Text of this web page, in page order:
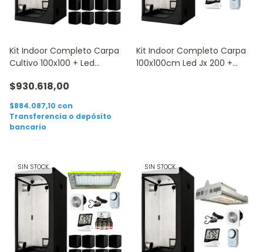
Kit Indoor Completo Carpa
Cultivo 100x100 + Led
$930.618,00
$884.087,10 con
Transferencia o depósito
bancario
Kit Indoor Completo Carpa
100x100cm Led Jx 200 +
SIN STOCK SIN STOCK